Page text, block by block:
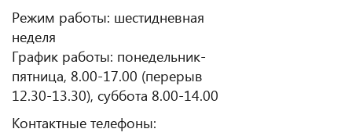
Режим работы: шестидневная
неделя
График работы: понедельник-
пятница, 8.00-17.00 (перерыв
12.30-13.30), суббота 8.00-14.00
Контактные телефоны: